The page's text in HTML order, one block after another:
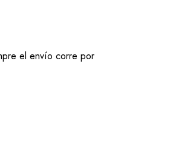
el envío corre por